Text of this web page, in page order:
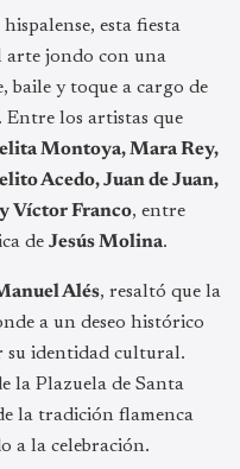
esta fiesta
arte jondo con una
baile y toque a cargo de
Entre los artistas que
Montoya, Mara Rey,
Acedo, Juan de Juan,
Víctor Franco, entre
de Jesús Molina.
Alés, resaltó que la
a un deseo histórico
su identidad cultural.
la Plazuela de Santa
la tradición flamenca
a la celebración.